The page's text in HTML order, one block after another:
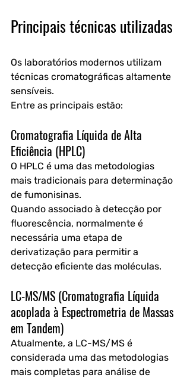
Principais técnicas utilizadas
Os laboratórios modernos utilizam
técnicas cromatográficas altamente
sensíveis.
Entre as principais estão:
Cromatografia Líquida de Alta
Eficiência (HPLC)
O HPLC é uma das metodologias
mais tradicionais para determinação
de fumonisinas.
Quando associado à detecção por
fluorescência, normalmente é
necessária uma etapa de
derivatização para permitir a
detecção eficiente das moléculas.
LC-MS/MS (Cromatografia Líquida
acoplada à Espectrometria de Massas
em Tandem)
Atualmente, a LC-MS/MS é
considerada uma das metodologias
mais completas para análise de